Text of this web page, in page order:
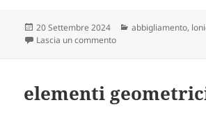
Scritto
il
20 Settembre 2024 Categorie
abbigliamento,
Lascia un commentosu al minimo
elementi